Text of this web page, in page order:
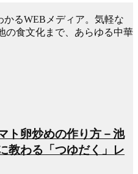
るWEBメディア。気軽な
の食文化まで、あらゆる中華
ト卵炒めの作り方－池
教わる「つゆだく」レ